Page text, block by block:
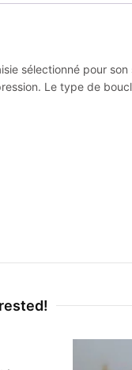
sélectionné pour
Le type de